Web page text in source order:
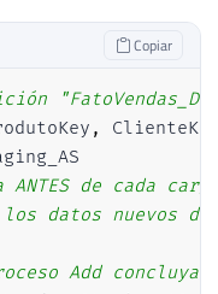
Copiar
,
de cada
datos nuevos
Add